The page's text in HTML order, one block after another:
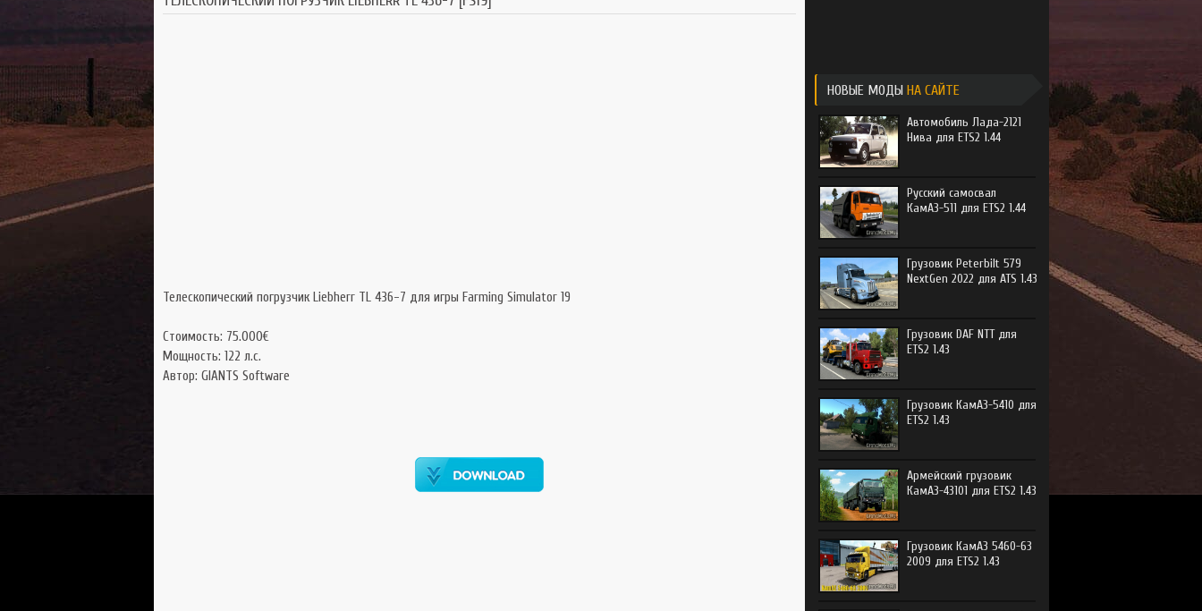
Телескопический погрузчик Liebherr TL 436-7 для игры Farming Simulator 19
Стоимость: 75.000€
Мощность: 122 л.с.
Автор: GIANTS Software
НОВЫЕ МОДЫ НА САЙТЕ
Автомобиль Лада-2121
Нива для ETS2 1.44
Русский самосвал
КамАЗ-511 для ETS2 1.44
Грузовик Peterbilt 579
NextGen 2022 для ATS 1.43
Грузовик DAF NTT для
ETS2 1.43
Грузовик КамАЗ-5410 для
ETS2 1.43
Армейский грузовик
КамАЗ-43101 для ETS2 1.43
Грузовик КамАЗ 5460-63
2009 для ETS2 1.43